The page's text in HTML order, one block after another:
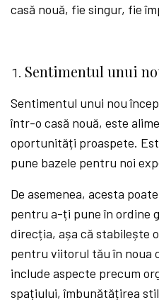
casă nouă, fie singur, fie
Sentimentul unui
Sentimentul unui nou
într-o casă nouă, este
oportunități proaspete.
pune bazele pentru noi
De asemenea, acesta
pentru a-ți pune în ordine
direcția, așa că stabilește
pentru viitorul tău în noua
include aspecte precum
spațiului, îmbunătățirea